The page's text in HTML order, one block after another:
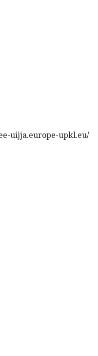
uijja.europe-upkl.eu/